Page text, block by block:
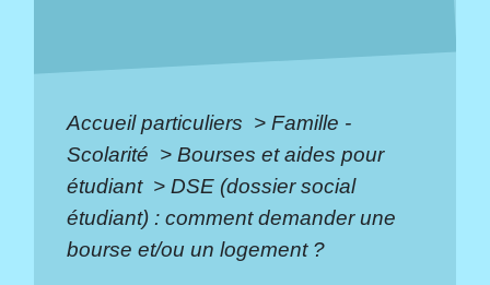
Accueil particuliers > Famille -
Scolarité > Bourses et aides pour
étudiant > DSE (dossier social
étudiant) : comment demander une
bourse et/ou un logement ?